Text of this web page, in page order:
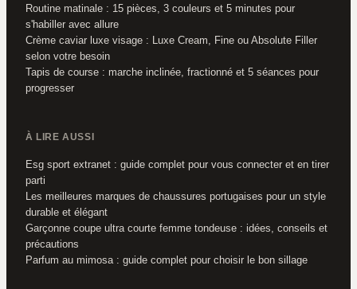
Routine matinale : 15 pièces, 3 couleurs et 5 minutes pour
s'habiller avec allure
Crème caviar luxe visage : Luxe Cream, Fine ou Absolute Filler
selon votre besoin
Tapis de course : marche inclinée, fractionné et 5 séances pour
progresser
À LIRE AUSSI
Esg sport extranet : guide complet pour vous connecter et en tirer
parti
Les meilleures marques de chaussures portugaises pour un style
durable et élégant
Garçonne coupe ultra courte femme tondeuse : idées, conseils et
précautions
Parfum au mimosa : guide complet pour choisir le bon sillage